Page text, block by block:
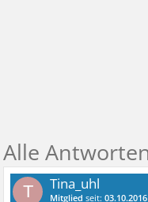
T Tina_uhl
Mitglied seit:03.10.2016